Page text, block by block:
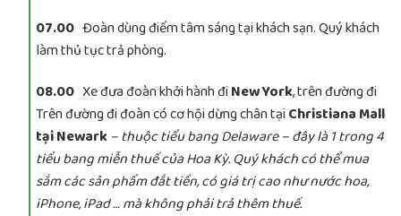
07.00 Đoàn dùng điểm tâm sáng tại khách sạn. Quý khách
làm thủ tục trả phòng.
08.00 Xe đưa đoàn khởi hành đi New York, trên đường đi
Trên đường đi đoàn có cơ hội dừng chân tại Christiana Mall
tại Newark – thuộc tiểu bang Delaware – đây là 1 trong 4
tiểu bang miễn thuế của Hoa Kỳ. Quý khách có thể mua
sắm các sản phẩm đắt tiền, có giá trị cao như nước hoa,
iPhone, iPad … mà không phải trả thêm thuế.